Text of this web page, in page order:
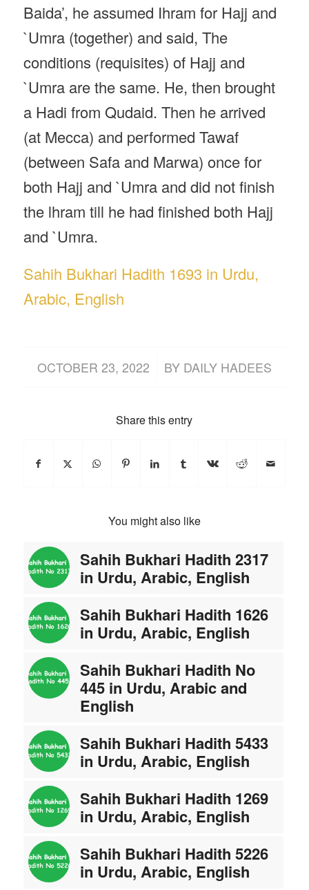
Baida’, he assumed Ihram for Hajj and
`Umra (together) and said, The
conditions (requisites) of Hajj and
`Umra are the same. He, then brought
a Hadi from Qudaid. Then he arrived
(at Mecca) and performed Tawaf
(between Safa and Marwa) once for
both Hajj and `Umra and did not finish
the lhram till he had finished both Hajj
and `Umra.
Sahih Bukhari Hadith 1693 in Urdu,
Arabic, English
OCTOBER 23, 2022
/ BY DAILY HADEES
Share this entry
You might also like
Sahih Bukhari Hadith 2317
in Urdu, Arabic, English
Sahih Bukhari Hadith 1626
in Urdu, Arabic, English
Sahih Bukhari Hadith No
445 in Urdu, Arabic and
English
Sahih Bukhari Hadith 5433
in Urdu, Arabic, English
Sahih Bukhari Hadith 1269
in Urdu, Arabic, English
Sahih Bukhari Hadith 5226
in Urdu, Arabic, English